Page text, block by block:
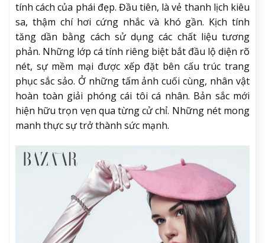
tính cách của phái đẹp. Đầu tiên, là vẻ thanh lịch kiêu
sa, thậm chí hơi cứng nhắc và khó gần. Kịch tính
tăng dần bằng cách sử dụng các chất liệu tương
phản. Những lớp cá tính riêng biệt bắt đầu lộ diện rõ
nét, sự mềm mại được xếp đặt bên cấu trúc trang
phục sắc sảo. Ở những tấm ảnh cuối cùng, nhân vật
hoàn toàn giải phóng cái tôi cá nhân. Bản sắc mới
hiện hữu trọn vẹn qua từng cử chỉ. Những nét mong
manh thực sự trở thành sức mạnh.